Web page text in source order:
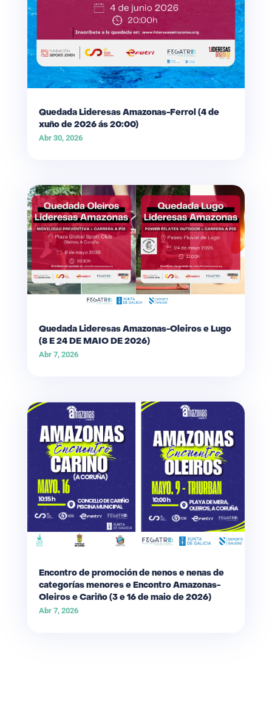
Quedada Lideresas Amazonas-Ferrol (4 de
xuño de 2026 ás 20:00)
Abr 30, 2026
Quedada Lideresas Amazonas-Oleiros e Lugo
(8 E 24 DE MAIO DE 2026)
Abr 7, 2026
Encontro de promoción de nenos e nenas de
categorías menores e Encontro Amazonas-
Oleiros e Cariño (3 e 16 de maio de 2026)
Abr 7, 2026